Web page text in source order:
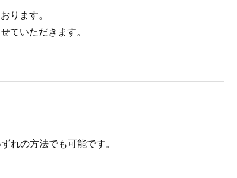
ります。
ていただきます。
れの方法でも可能です。